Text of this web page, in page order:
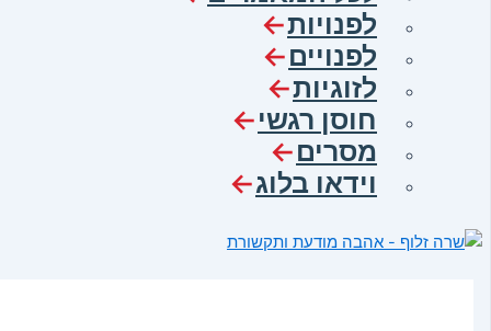
לפנויות
לפנויים
לזוגיות
חוסן רגשי
מסרים
וידאו בלוג